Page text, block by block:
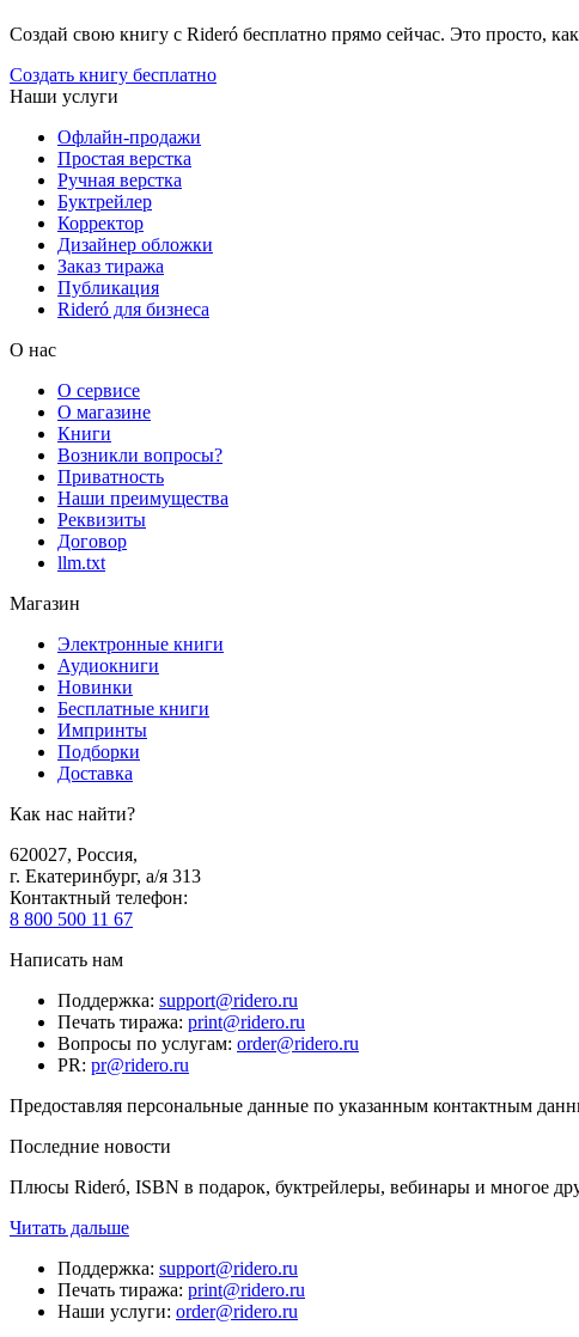
Создай свою книгу с Rideró бесплатно прямо сейчас. Это просто,
Создать книгу бесплатно
Наши услуги
Офлайн-продажи
Простая верстка
Ручная верстка
Буктрейлер
Корректор
Дизайнер обложки
Заказ тиража
Публикация
Rideró для бизнеса
О нас
О сервисе
О магазине
Книги
Возникли вопросы?
Приватность
Наши преимущества
Реквизиты
Договор
llm.txt
Магазин
Электронные книги
Аудиокниги
Новинки
Бесплатные книги
Импринты
Подборки
Доставка
Как нас найти?
620027, Россия,
г. Екатеринбург, а/я 313
Контактный телефон:
8 800 500 11 67
Написать нам
Поддержка: support@ridero.ru
Печать тиража: print@ridero.ru
Вопросы по услугам: order@ridero.ru
PR: pr@ridero.ru
Предоставляя персональные данные по указанным контактным
Последние новости
Плюсы Rideró, ISBN в подарок, буктрейлеры, вебинары и многое
Читать дальше
Поддержка: support@ridero.ru
Печать тиража: print@ridero.ru
Наши услуги: order@ridero.ru